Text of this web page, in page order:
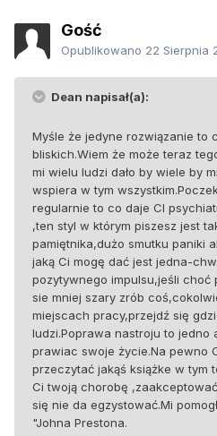
Gość
Opublikowano 22 Sierpnia
Dean napisał(a):
Myśle że jedyne rozwiązanie to
bliskich.Wiem że może teraz
mi wielu ludzi dało by wiele by
wspiera w tym
regularnie to co daje CI
,ten styl w którym piszesz jest
pamiętnika,dużo smutku paniki
jaką Ci mogę dać jest jedna-
pozytywnego impulsu,jeśli
sie mniej szary zrób
miejscach pracy,przejdź się
ludzi.Poprawa nastroju to jedno
prawiac swoje życie.Na pewno
przeczytać jakąś książke w tym
Ci twoją chorobę
się nie da egzystować.Mi
"Johna Prestona.